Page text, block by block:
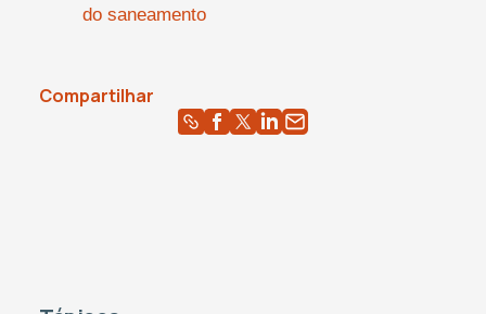
do saneamento
Compartilhar